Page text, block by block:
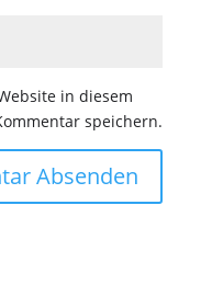
in diesem
speichern.